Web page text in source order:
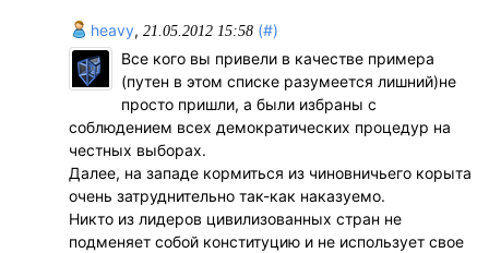
hеavу, 21.05.2012 15:58 (#)
Все кого вы привели в качестве примера
(путен в этом списке разумеется лишний)не
просто пришли, а были избраны с
соблюдением всех демократических процедур на
честных выборах.
Далее, на западе кормиться из чиновничьего корыта
очень затруднительно так-как наказуемо.
Никто из лидеров цивилизованных стран не
подменяет собой конституцию и не использует свое